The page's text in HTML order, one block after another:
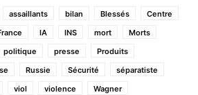
assaillants bilan Blessés
Centre
IA INS mort
Morts
politique presse
Produits
Russie Sécurité
séparatiste
viol violence Wagner